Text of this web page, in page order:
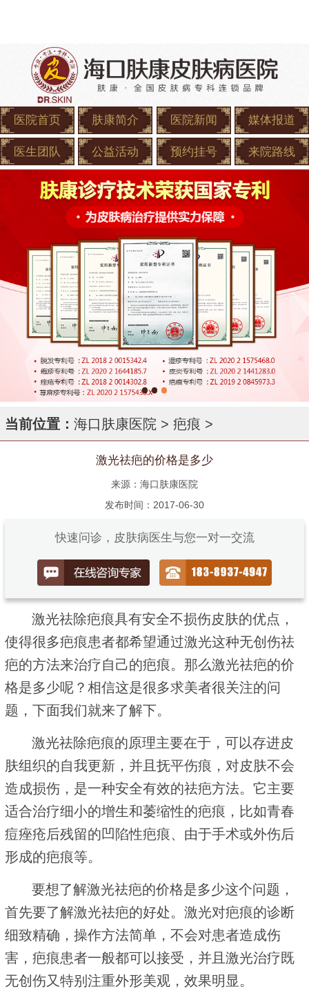
医院首页 肤康简介 医院新闻 媒体报道
医生团队 公益活动 预约挂号 来院路线
当前位置： 海口肤康医院 > 疤痕 >
激光祛疤的价格是多少
来源：海口肤康医院
发布时间：2017-06-30
快速问诊，皮肤病医生与您一对一交流
激光祛除疤痕具有安全不损伤皮肤的优点，
使得很多疤痕患者都希望通过激光这种无创伤祛
疤的方法来治疗自己的疤痕。那么激光祛疤的价
格是多少呢？相信这是很多求美者很关注的问
题，下面我们就来了解下。
激光祛除疤痕的原理主要在于，可以存进皮
肤组织的自我更新，并且抚平伤痕，对皮肤不会
造成损伤，是一种安全有效的祛疤方法。它主要
适合治疗细小的增生和萎缩性的疤痕，比如青春
痘痤疮后残留的凹陷性疤痕、由于手术或外伤后
形成的疤痕等。
要想了解激光祛疤的价格是多少这个问题，
首先要了解激光祛疤的好处。激光对疤痕的诊断
细致精确，操作方法简单，不会对患者造成伤
害，疤痕患者一般都可以接受，并且激光治疗既
无创伤又特别注重外形美观，效果明显。